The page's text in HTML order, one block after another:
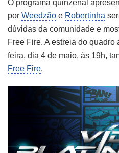
O programa quinzenal
por Weedzão e Robertinha
dúvidas da comunidade e
Free Fire. A estreia do
feira, dia 4 de maio, às 19h,
Free Fire.